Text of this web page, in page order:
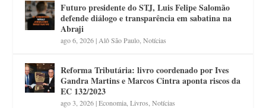
Futuro presidente do STJ, Luis Felipe Salomão
defende diálogo e transparência em sabatina na
Abraji
ago 6, 2026| Alô São Paulo ,Notícias
Reforma Tributária: livro coordenado por Ives
Gandra Martins e Marcos Cintra aponta riscos da
EC 132/2023
ago 3, 2026|Economia ,Livros ,Notícias